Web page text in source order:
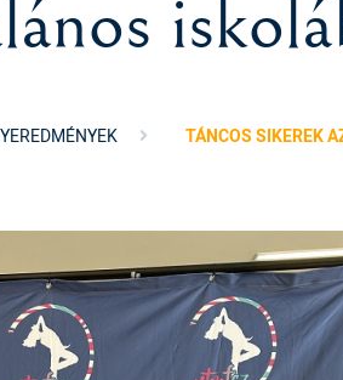
TÁNCOS SIKEREK